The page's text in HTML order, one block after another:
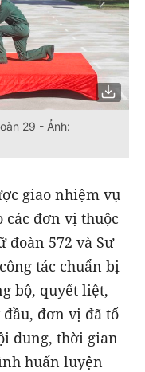
29 - Ảnh:
giao nhiệm vụ
các đơn vị thuộc
đoàn 572 và Sư
tác chuẩn bị
bộ, quyết liệt,
đơn vị đã tổ
dung, thời gian
huấn luyện